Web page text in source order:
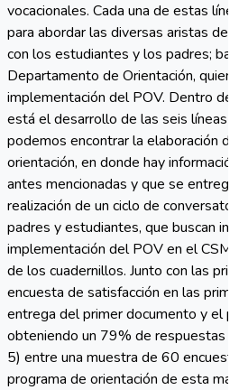
vocacionales. Cada una de estas
para abordar las diversas aristas del
con los estudiantes y los padres;
Departamento de Orientación,
implementación del POV. Dentro
está el desarrollo de las seis líneas
podemos encontrar la elaboración
orientación, en donde hay
antes mencionadas y que se
realización de un ciclo de
padres y estudiantes, que buscan
implementación del POV en el
de los cuadernillos. Junto con las
encuesta de satisfacción en las
entrega del primer documento y el
obteniendo un 79% de respuestas
5) entre una muestra de 60
programa de orientación de esta